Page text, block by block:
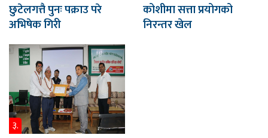
छुटेलगत्तै पुनः पक्राउ परे
अभिषेक गिरी
कोशीमा सत्ता प्रयोगको
निरन्तर खेल
३.